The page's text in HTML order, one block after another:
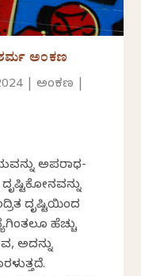
ಅಂಕಣ
|ಅಂಕಣ
ಅಪರಾಧ-
ದೃಷ್ಟಿಯಿಂದ
ಹೆಚ್ಚು
ಅದನ್ನು